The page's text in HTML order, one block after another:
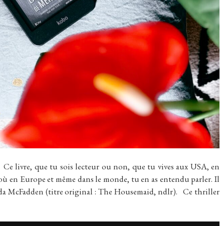
que tu sois lecteur ou non, que tu vives aux USA, en
en Europe et même dans le monde, tu en as entendu parler. Il
McFadden (titre original : The Housemaid, ndlr). Ce thriller